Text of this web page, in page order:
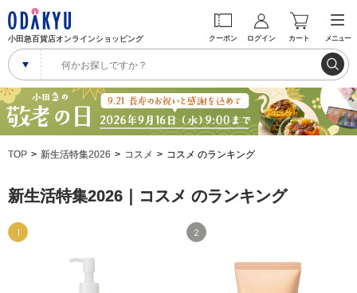
小田急百貨店オンラインショッピング クーポン ログイン カート メニュー
TOP 新生活特集2026 コスメ コスメ のランキング
新生活特集2026｜コスメ のランキング
1 2